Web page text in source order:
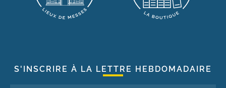
S'INSCRIRE À LA LETTRE HEBDOMADAIRE